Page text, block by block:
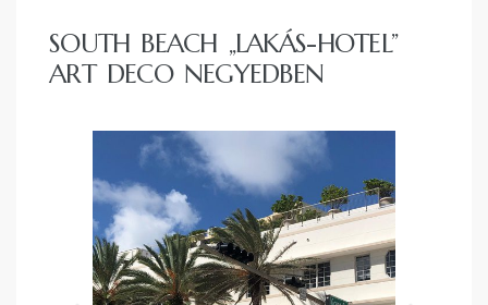
SOUTH BEACH „LAKÁS-HOTEL”
ART DECO NEGYEDBEN